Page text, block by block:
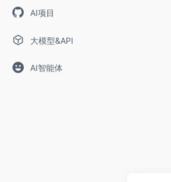
AI项目
大模型&API
AI智能体